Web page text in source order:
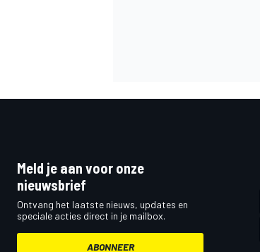
Meld je aan voor onze
nieuwsbrief
Ontvang het laatste nieuws, updates en
speciale acties direct in je mailbox.
ABONNEER